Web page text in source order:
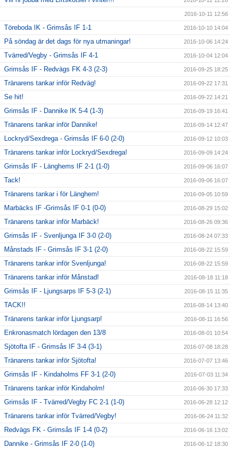
2016-10-11 12:56
Töreboda IK - Grimsås IF 1-1 2016-10-10 14:04
På söndag är det dags för nya utmaningar! 2016-10-06 14:24
Tvärred/Vegby - Grimsås IF 4-1 2016-10-04 12:04
Grimsås IF - Redvägs FK 4-3 (2-3) 2016-09-25 18:25
Tränarens tankar inför Redväg! 2016-09-22 17:31
Se hit! 2016-09-22 14:21
Grimsås IF - Dannike IK 5-4 (1-3) 2016-09-19 16:41
Tränarens tankar inför Dannike! 2016-09-14 12:47
Lockryd/Sexdrega - Grimsås IF 6-0 (2-0) 2016-09-12 10:03
Tränarens tankar inför Lockryd/Sexdrega! 2016-09-09 14:24
Grimsås IF - Länghems IF 2-1 (1-0) 2016-09-06 16:07
Tack! 2016-09-06 16:07
Tränarens tankar i för Länghem! 2016-09-05 10:59
Marbäcks IF -Grimsås IF 0-1 (0-0) 2016-08-29 15:02
Tränarens tankar inför Marbäck! 2016-08-26 09:36
Grimsås IF - Svenljunga IF 3-0 (2-0) 2016-08-24 07:33
Månstads IF - Grimsås IF 3-1 (2-0) 2016-08-22 15:59
Tränarens tankar inför Svenljunga! 2016-08-22 15:59
Tränarens tankar inför Månstad! 2016-08-18 11:18
Grimsås IF - Ljungsarps IF 5-3 (2-1) 2016-08-15 11:35
TACK!! 2016-08-14 13:40
Tränarens tankar inför Ljungsarp! 2016-08-11 16:56
Enkronasmatch lördagen den 13/8 2016-08-01 10:54
Sjötofta IF - Grimsås IF 3-4 (3-1) 2016-07-08 18:28
Tränarens tankar inför Sjötofta! 2016-07-07 13:46
Grimsås IF - Kindaholms FF 3-1 (2-0) 2016-07-03 11:34
Tränarens tankar inför Kindaholm! 2016-06-30 17:33
Grimsås IF - Tvärred/Vegby FC 2-1 (1-0) 2016-06-28 12:12
Tränarens tankar inför Tvärred/Vegby! 2016-06-24 11:32
Redvägs FK - Grimsås IF 1-4 (0-2) 2016-06-16 13:02
Dannike - Grimsås IF 2-0 (1-0) 2016-06-12 18:30